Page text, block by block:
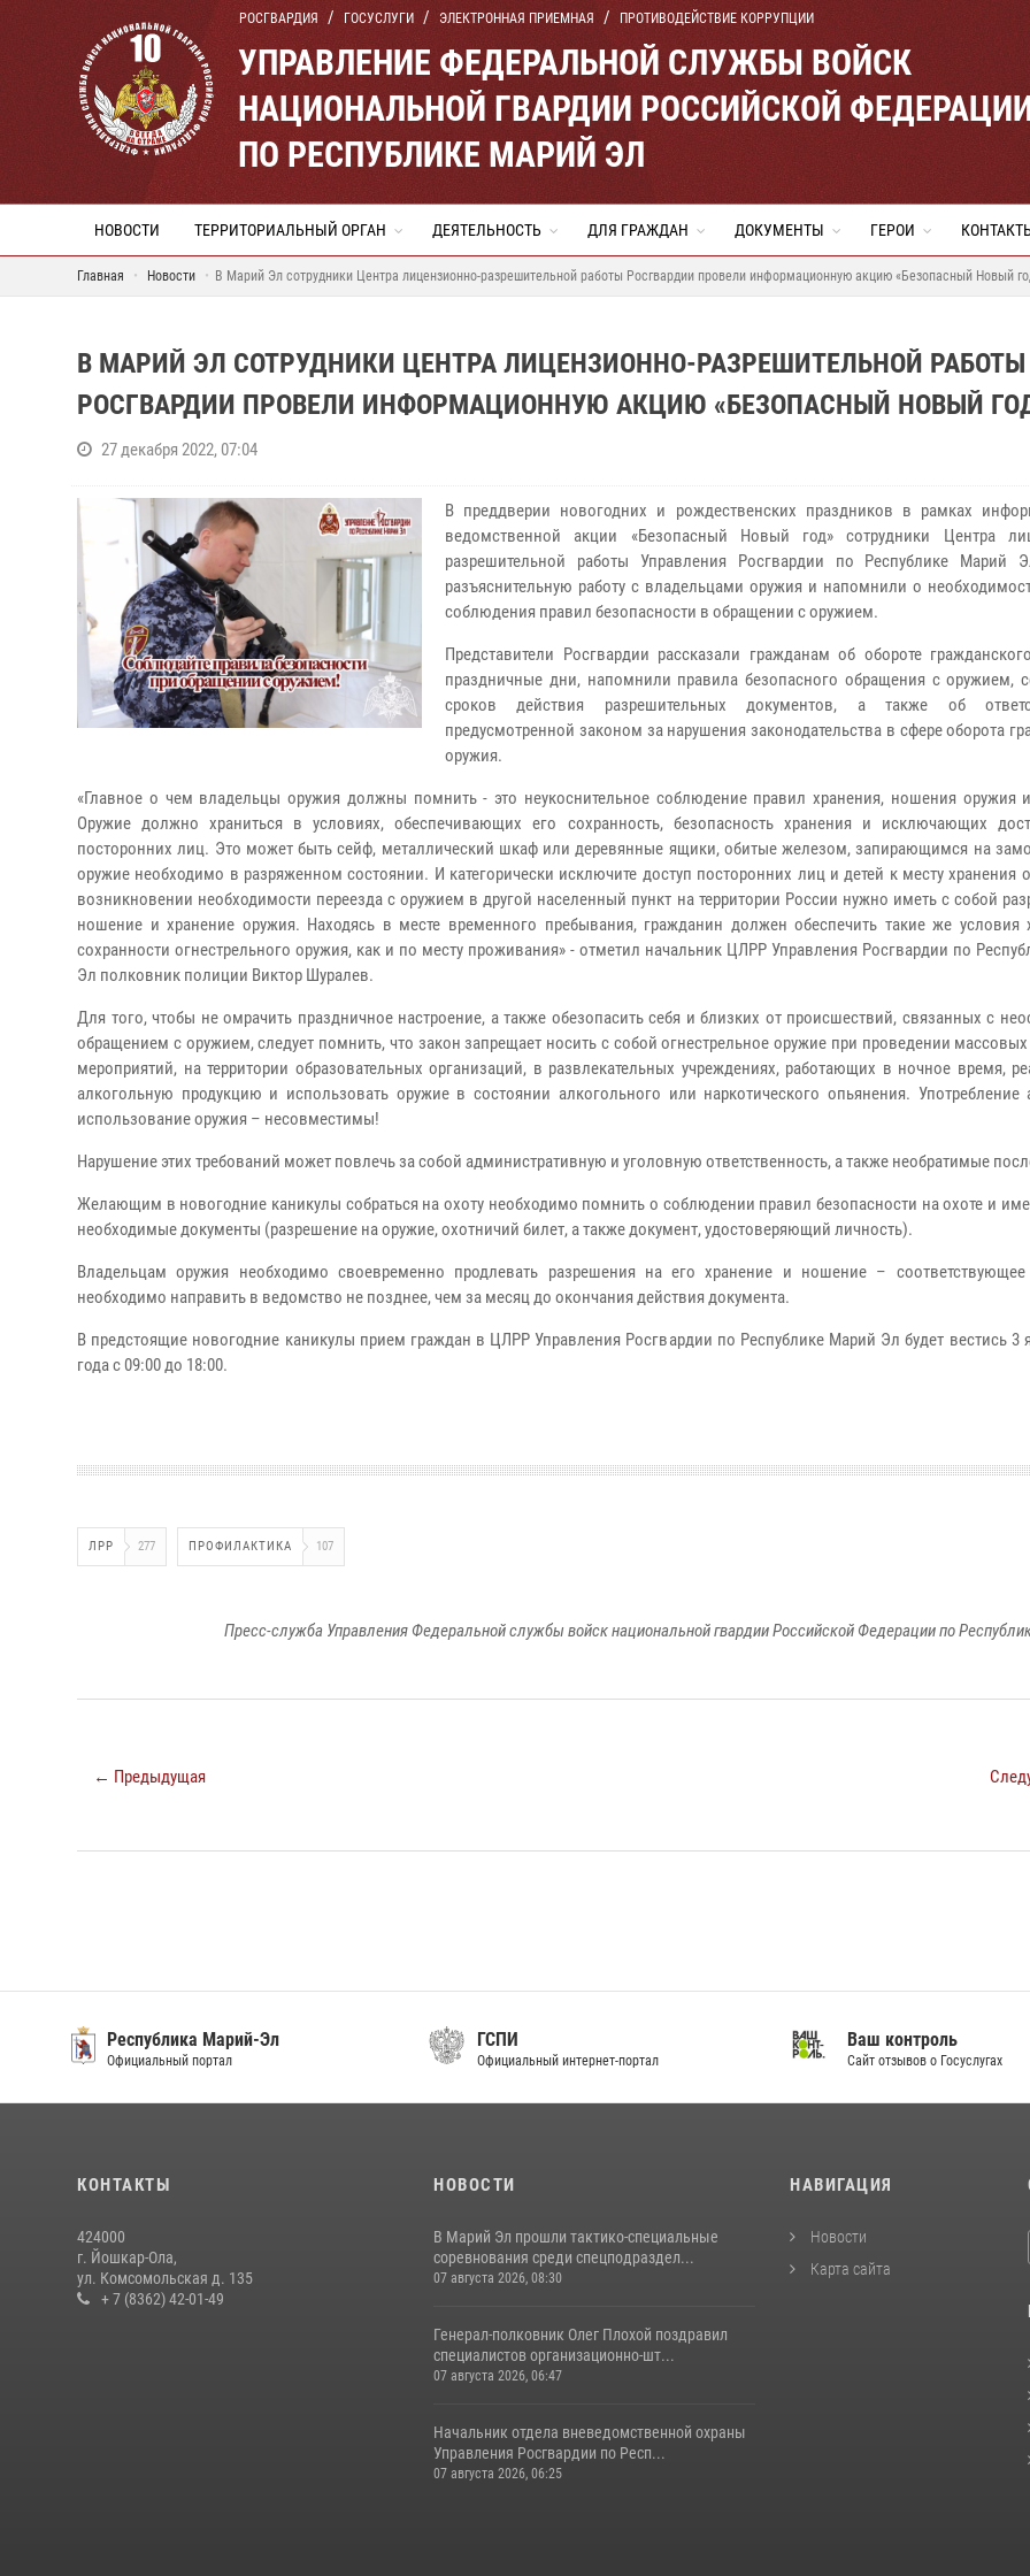
РОСГВАРДИЯ ГОСУСЛУГИ ЭЛЕКТРОННАЯ ПРИЕМНАЯ ПРОТИВОДЕЙСТВИЕ КОРРУПЦИИ
УПРАВЛЕНИЕ ФЕДЕРАЛЬНОЙ СЛУЖБЫ ВОЙСК
НАЦИОНАЛЬНОЙ ГВАРДИИ РОССИЙСКОЙ
ПО РЕСПУБЛИКЕ МАРИЙ ЭЛ
НОВОСТИ ТЕРРИТОРИАЛЬНЫЙ ОРГАН ДЕЯТЕЛЬНОСТЬ ДЛЯ ГРАЖДАН ДОКУМЕНТЫ ГЕРОИ
Главная Новости В Марий Эл сотрудники Центра лицензионно-разрешительной работы Росгвардии провели информационную акцию «Безопасный Новый
В МАРИЙ ЭЛ СОТРУДНИКИ ЦЕНТРА ЛИЦЕНЗИОННО-РАЗРЕШИТЕЛЬНОЙ РАБОТЫ
РОСГВАРДИИ ПРОВЕЛИ ИНФОРМАЦИОННУЮ АКЦИЮ «БЕЗОПАСНЫЙ НОВЫЙ
27 декабря 2022, 07:04
В преддверии новогодних и рождественских праздников в рамках
ведомственной акции «Безопасный Новый год» сотрудники Центра
разрешительной работы Управления Росгвардии по Республике Марий
разъяснительную работу с владельцами оружия и напомнили о
соблюдения правил безопасности в обращении с оружием.
Представители Росгвардии рассказали гражданам об обороте
праздничные дни, напомнили правила безопасного обращения с оружием,
сроков действия разрешительных документов, а также об
предусмотренной законом за нарушения законодательства в сфере оборота
оружия.
«Главное о чем владельцы оружия должны помнить - это неукоснительное соблюдение правил хранения, ношения оружия
Оружие должно храниться в условиях, обеспечивающих его сохранность, безопасность хранения и исключающих
посторонних лиц. Это может быть сейф, металлический шкаф или деревянные ящики, обитые железом, запирающимся на
оружие необходимо в разряженном состоянии. И категорически исключите доступ посторонних лиц и детей к месту хранения
возникновении необходимости переезда с оружием в другой населенный пункт на территории России нужно иметь с собой
ношение и хранение оружия. Находясь в месте временного пребывания, гражданин должен обеспечить такие же условия
сохранности огнестрельного оружия, как и по месту проживания» - отметил начальник ЦЛРР Управления Росгвардии по
Эл полковник полиции Виктор Шуралев.
Для того, чтобы не омрачить праздничное настроение, а также обезопасить себя и близких от происшествий, связанных с
обращением с оружием, следует помнить, что закон запрещает носить с собой огнестрельное оружие при проведении
мероприятий, на территории образовательных организаций, в развлекательных учреждениях, работающих в ночное время,
алкогольную продукцию и использовать оружие в состоянии алкогольного или наркотического опьянения. Употребление
использование оружия – несовместимы!
Нарушение этих требований может повлечь за собой административную и уголовную ответственность, а также необратимые
Желающим в новогодние каникулы собраться на охоту необходимо помнить о соблюдении правил безопасности на охоте и
необходимые документы (разрешение на оружие, охотничий билет, а также документ, удостоверяющий личность).
Владельцам оружия необходимо своевременно продлевать разрешения на его хранение и ношение – соответствующее
необходимо направить в ведомство не позднее, чем за месяц до окончания действия документа.
В предстоящие новогодние каникулы прием граждан в ЦЛРР Управления Росгвардии по Республике Марий Эл будет вестись 3
года с 09:00 до 18:00.
ЛРР 277 ПРОФИЛАКТИКА 107
Пресс-служба Управления Федеральной службы войск национальной гвардии Российской Федерации по
← Предыдущая
Республика Марий-Эл
Официальный портал
ГСПИ
Официальный интернет-портал
Ваш контроль
Сайт отзывов о Госуслугах
КОНТАКТЫ
424000
г. Йошкар-Ола,
ул. Комсомольская д. 135
+ 7 (8362) 42-01-49
НОВОСТИ
В Марий Эл прошли тактико-специальные
соревнования среди спецподраздел...
07 августа 2026, 08:30
Генерал-полковник Олег Плохой поздравил
специалистов организационно-шт...
07 августа 2026, 06:47
Начальник отдела вневедомственной охраны
Управления Росгвардии по Респ...
07 августа 2026, 06:25
НАВИГАЦИЯ
Новости
Карта сайта